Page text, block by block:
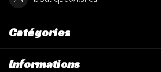
Catégories
Informations